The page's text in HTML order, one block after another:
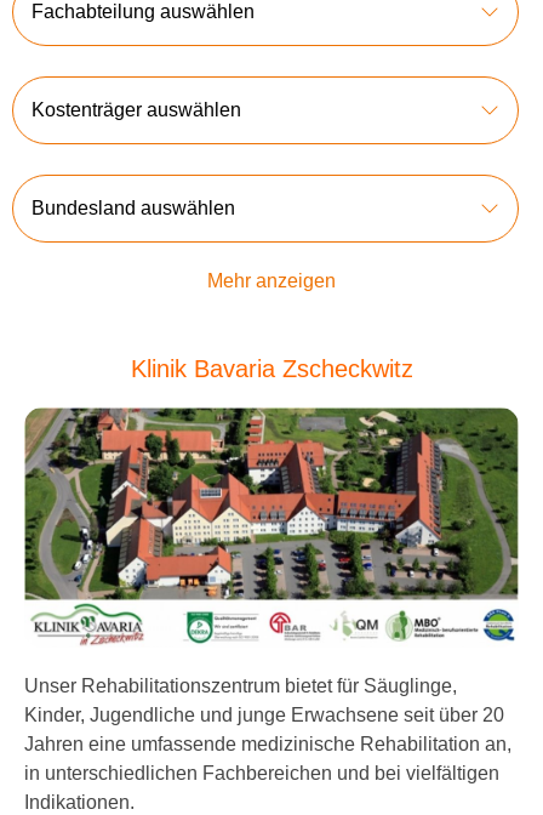
Fachabteilung auswählen
Kostenträger auswählen
Bundesland auswählen
Mehr anzeigen
Klinik Bavaria Zscheckwitz
Unser Rehabilitationszentrum bietet für Säuglinge,
Kinder, Jugendliche und junge Erwachsene seit über 20
Jahren eine umfassende medizinische Rehabilitation an,
in unterschiedlichen Fachbereichen und bei vielfältigen
Indikationen.